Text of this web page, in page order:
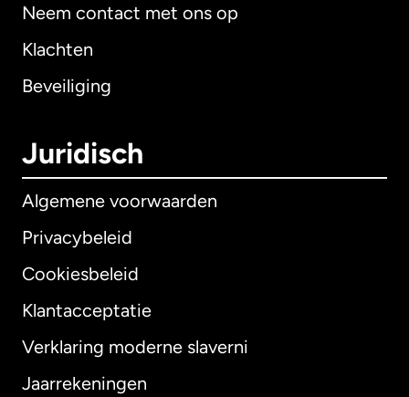
Neem contact met ons op
Klachten
Beveiliging
Juridisch
Algemene voorwaarden
Privacybeleid
Cookiesbeleid
Klantacceptatie
Verklaring moderne slaverni
Jaarrekeningen
Internationaal English